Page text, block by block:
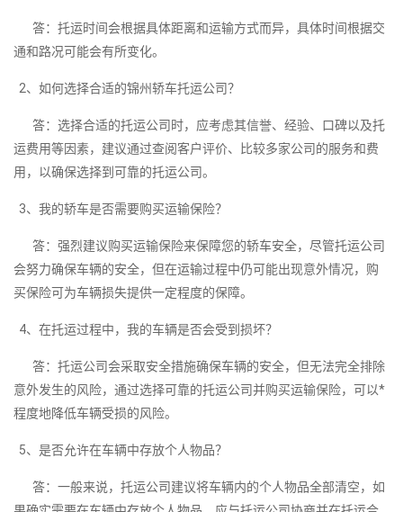
答：托运时间会根据具体距离和运输方式而异，具体时间根据交
通和路况可能会有所变化。
2、如何选择合适的锦州轿车托运公司？
答：选择合适的托运公司时，应考虑其信誉、经验、口碑以及托
运费用等因素，建议通过查阅客户评价、比较多家公司的服务和费
用，以确保选择到可靠的托运公司。
3、我的轿车是否需要购买运输保险？
答：强烈建议购买运输保险来保障您的轿车安全，尽管托运公司
会努力确保车辆的安全，但在运输过程中仍可能出现意外情况，购
买保险可为车辆损失提供一定程度的保障。
4、在托运过程中，我的车辆是否会受到损坏？
答：托运公司会采取安全措施确保车辆的安全，但无法完全排除
意外发生的风险，通过选择可靠的托运公司并购买运输保险，可以*
程度地降低车辆受损的风险。
5、是否允许在车辆中存放个人物品？
答：一般来说，托运公司建议将车辆内的个人物品全部清空，如